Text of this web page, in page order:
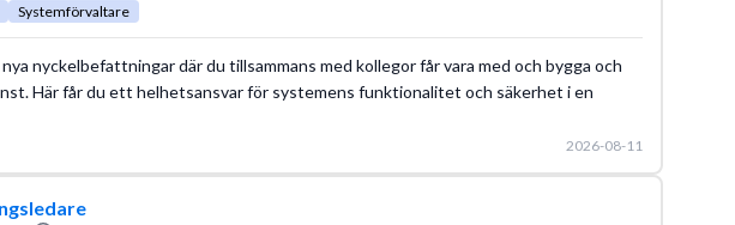
Systemförvaltare
nyckelbefattningar där du tillsammans med kollegor får vara med och bygga och
Här får du ett helhetsansvar för systemens funktionalitet och säkerhet i en
2026-08-11